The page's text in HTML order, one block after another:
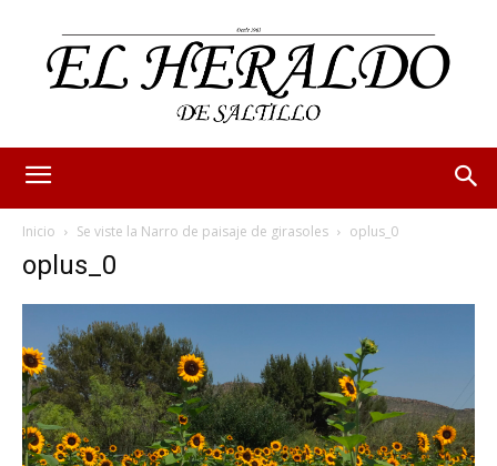
Inicio Se viste la Narro de paisaje de girasoles oplus_0
oplus_0